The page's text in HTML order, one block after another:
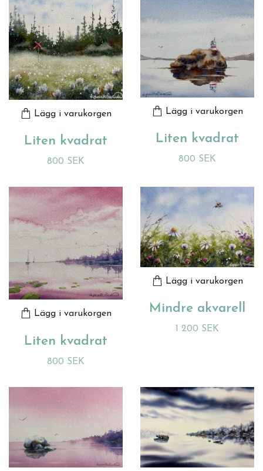
Lägg i varukorgen
Liten kvadrat
800 SEK
Lägg i varukorgen
Liten kvadrat
800 SEK
Lägg i varukorgen
Liten kvadrat
800 SEK
Lägg i varukorgen
Mindre akvarell
1 200 SEK